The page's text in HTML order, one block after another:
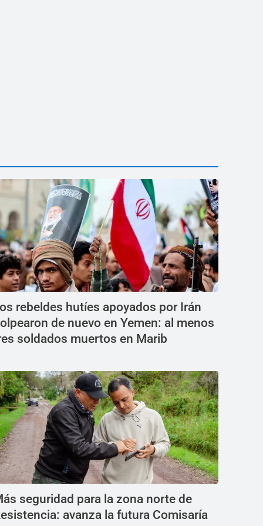
rebeldes hutíes apoyados por Irán
de nuevo en Yemen: al menos
soldados muertos en Marib
seguridad para la zona norte de
avanza la futura Comisaría